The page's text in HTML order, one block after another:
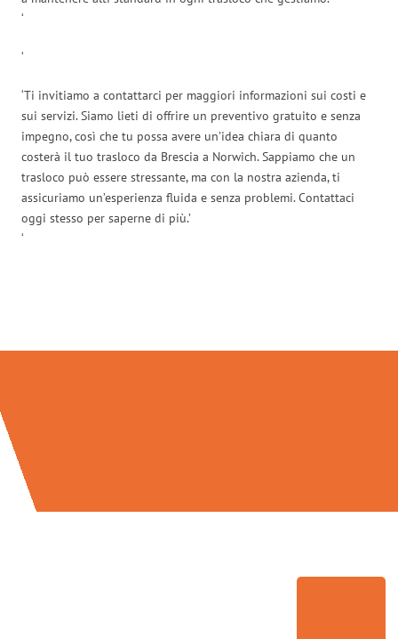
‘
‘
‘Ti invitiamo a contattarci per maggiori informazioni sui costi e
sui servizi. Siamo lieti di offrire un preventivo gratuito e senza
impegno, così che tu possa avere un’idea chiara di quanto
costerà il tuo trasloco da Brescia a Norwich. Sappiamo che un
trasloco può essere stressante, ma con la nostra azienda, ti
assicuriamo un’esperienza fluida e senza problemi. Contattaci
oggi stesso per saperne di più.’
‘